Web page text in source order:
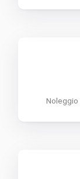
Noleggio